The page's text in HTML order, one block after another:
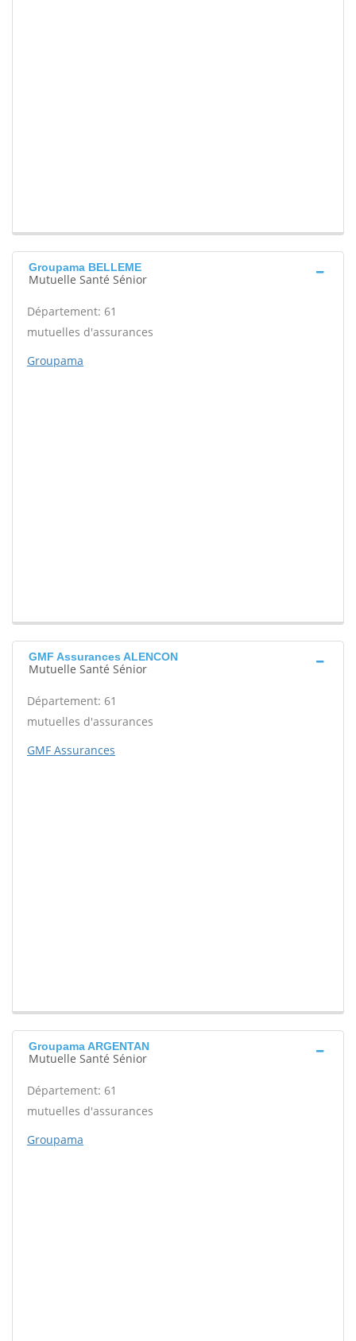
Groupama BELLEME
Mutuelle Santé Sénior
Département: 61
mutuelles d'assurances
Groupama
GMF Assurances ALENCON
Mutuelle Santé Sénior
Département: 61
mutuelles d'assurances
GMF Assurances
Groupama ARGENTAN
Mutuelle Santé Sénior
Département: 61
mutuelles d'assurances
Groupama